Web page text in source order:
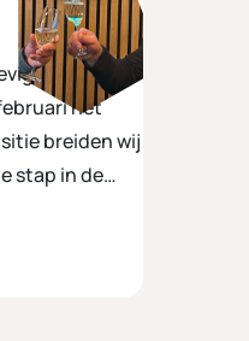
positie als
het
breiden wij
stap in de